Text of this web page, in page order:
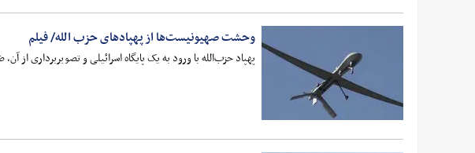
وحشت صهیونیست‌ها از پهپادهای حزب الله/ فیلم
پهپاد حزب‌الله با ورود به یک پایگاه‌ اسرائیلی و تصویربرداری از